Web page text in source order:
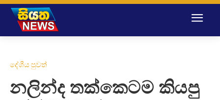
දේශීය පුවත්
නලින්ද තක්කෙටම කියපු